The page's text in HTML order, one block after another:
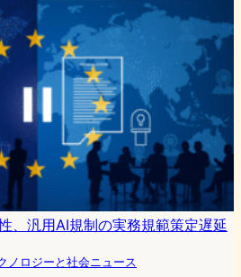
、汎用AI規制の実務規範策定遅延
ノロジーと社会ニュース